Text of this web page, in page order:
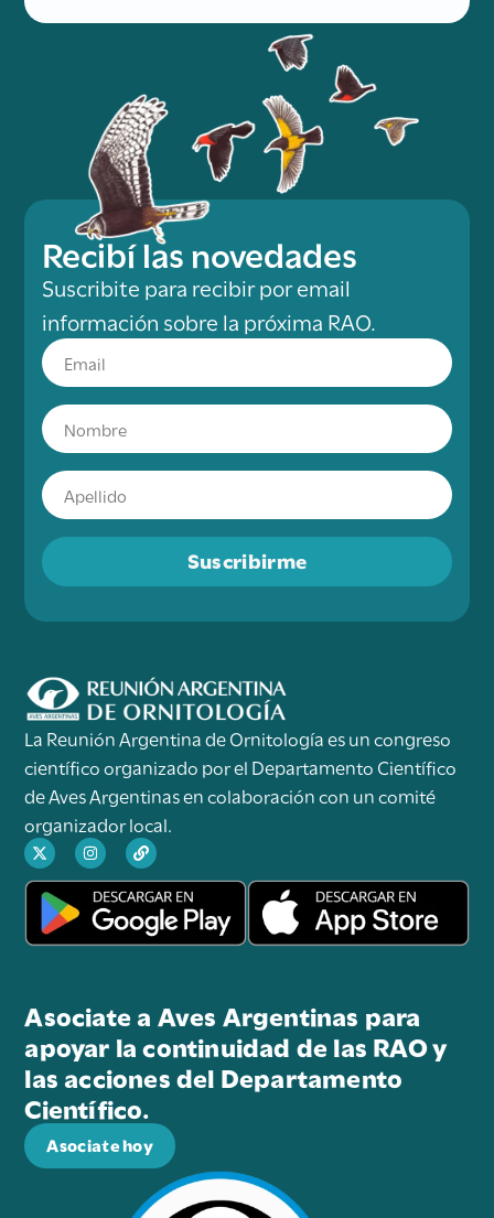
Recibí las novedades
Suscribite para recibir por email
información sobre la próxima RAO.
Suscribirme
La Reunión Argentina de Ornitología es un congreso
científico organizado por el Departamento Científico
de Aves Argentinas en colaboración con un comité
organizador local.
Asociate a Aves Argentinas para
apoyar la continuidad de las RAO y
las acciones del Departamento
Científico.
Asociate hoy